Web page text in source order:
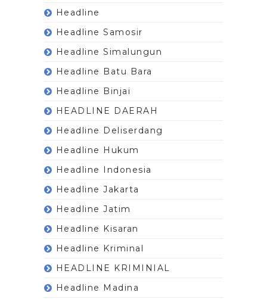
Headline
Headline Samosir
Headline Simalungun
Headline Batu Bara
Headline Binjai
HEADLINE DAERAH
Headline Deliserdang
Headline Hukum
Headline Indonesia
Headline Jakarta
Headline Jatim
Headline Kisaran
Headline Kriminal
HEADLINE KRIMINIAL
Headline Madina